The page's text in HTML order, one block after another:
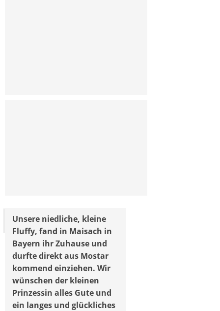
Unsere niedliche, kleine
Fluffy, fand in Maisach in
Bayern ihr Zuhause und
durfte direkt aus Mostar
kommend einziehen. Wir
wünschen der kleinen
Prinzessin alles Gute und
ein langes und glückliches